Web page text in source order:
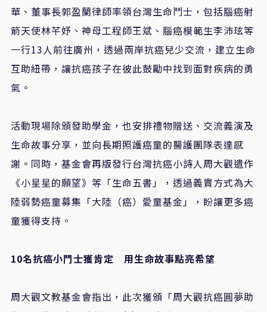
華、董事長郭盈蘭律師率領台灣生命鬥士，包括腦癌射
箭天使林芊妤、神母工程師王斌、腦癌模範生李沛玹等
一行13 人前往廣州，透過兩岸抗癌兒少交流，建立生命
互助紐帶，讓抗癌孩子在彼此鼓勵中找到面對疾病的勇
氣。
活動現場除頒發助學金，也安排禮物贈送、交流義演及
生命故事分享，並向長期照護癌童的醫護團隊表達感
謝。同時，基金會再版發行台灣抗癌小詩人周大觀遺作
《小星星的願望》等「生命五書」，透過義賣方式為大
陸弱勢癌童募集「大陸（癌）愛童基金」，盼讓更多癌
童獲得支持。
10名抗癌小鬥士獲肯定 用生命故事點亮希望
周大觀文教基金會指出，此次獲頒「周大觀抗癌圓夢助